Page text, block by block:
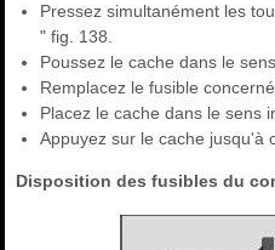
Pressez simultanément les
" fig. 138.
Poussez le cache dans le
Remplacez le fusible concerné.
Placez le cache dans le sens
Appuyez sur le cache jusqu'à
Disposition des fusibles du